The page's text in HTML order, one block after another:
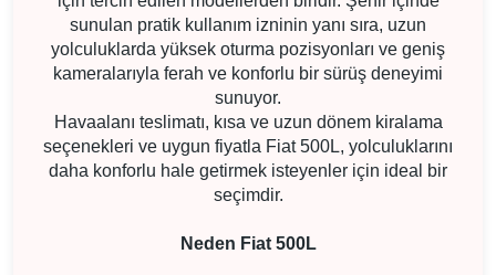
sunulan pratik kullanım izninin yanı sıra, uzun
yolculuklarda yüksek oturma pozisyonları ve geniş
kameralarıyla ferah ve konforlu bir sürüş deneyimi
sunuyor.
Havaalanı teslimatı, kısa ve uzun dönem kiralama
seçenekleri ve uygun fiyatla Fiat 500L, yolculuklarını
daha konforlu hale getirmek isteyenler için ideal bir
seçimdir.
Neden Fiat 500L